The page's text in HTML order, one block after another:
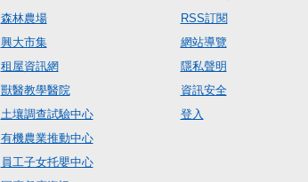
森林農場
興大市集
租屋資訊網
獸醫教學醫院
土壤調查試驗中心
有機農業推動中心
員工子女托嬰中心
RSS訂閱
網站導覽
隱私聲明
資訊安全
登入